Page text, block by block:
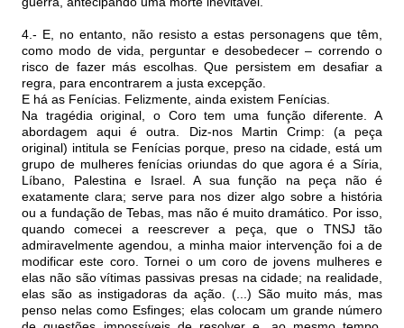
4.- E, no entanto, não resisto a estas personagens que têm,
como modo de vida, perguntar e desobedecer – correndo o
risco de fazer más escolhas. Que persistem em desafiar a
regra, para encontrarem a justa excepção.
E há as Fenícias. Felizmente, ainda existem Fenícias.
Na tragédia original, o Coro tem uma função diferente. A
abordagem aqui é outra. Diz-nos Martin Crimp: (a peça
original) intitula se Fenícias porque, preso na cidade, está um
grupo de mulheres fenícias oriundas do que agora é a Síria,
Líbano, Palestina e Israel. A sua função na peça não é
exatamente clara; serve para nos dizer algo sobre a história
ou a fundação de Tebas, mas não é muito dramático. Por isso,
quando comecei a reescrever a peça, que o TNSJ tão
admiravelmente agendou, a minha maior intervenção foi a de
modificar este coro. Tornei o um coro de jovens mulheres e
elas não são vítimas passivas presas na cidade; na realidade,
elas são as instigadoras da ação. (...) São muito más, mas
penso nelas como Esfinges; elas colocam um grande número